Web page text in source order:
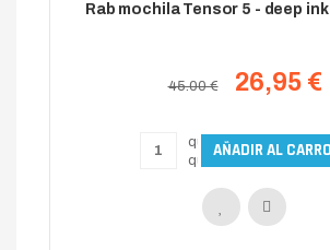
Rab mochila Tensor 5 - deep ink
45.00 € 26,95 €